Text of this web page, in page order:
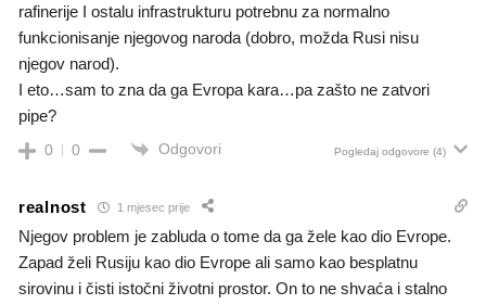
rafinerije I ostalu infrastrukturu potrebnu za normalno
funkcionisanje njegovog naroda (dobro, možda Rusi nisu
njegov narod).
I eto…sam to zna da ga Evropa kara…pa zašto ne zatvori
pipe?
0 0 Odgovori Pogledaj odgovore (4)
realnost 1 mjesec prije
Njegov problem je zabluda o tome da ga žele kao dio Evrope.
Zapad želi Rusiju kao dio Evrope ali samo kao besplatnu
sirovinu i čisti istočni životni prostor. On to ne shvaća i stalno